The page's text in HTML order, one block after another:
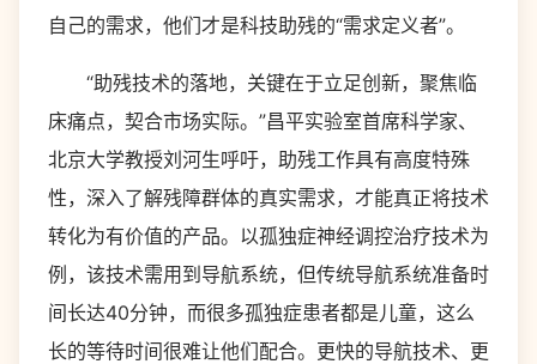
自己的需求，他们才是科技助残的“需求定义者”。
“助残技术的落地，关键在于立足创新，聚焦临
床痛点，契合市场实际。”昌平实验室首席科学家、
北京大学教授刘河生呼吁，助残工作具有高度特殊
性，深入了解残障群体的真实需求，才能真正将技术
转化为有价值的产品。以孤独症神经调控治疗技术为
例，该技术需用到导航系统，但传统导航系统准备时
间长达40分钟，而很多孤独症患者都是儿童，这么
长的等待时间很难让他们配合。更快的导航技术、更